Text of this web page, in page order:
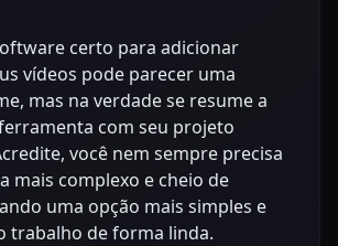
certo para adicionar
vídeos pode parecer uma
mas na verdade se resume a
com seu projeto
você nem sempre precisa
mais complexo e cheio de
uma opção mais simples e
trabalho de forma linda.